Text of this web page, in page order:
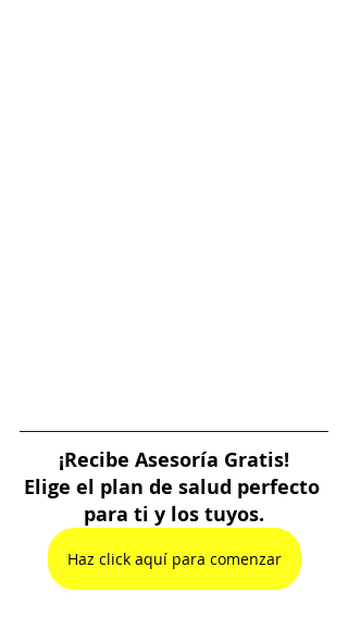
¡Recibe Asesoría Gratis!
Elige el plan de salud perfecto
para ti y los tuyos.
Haz click aquí para comenzar